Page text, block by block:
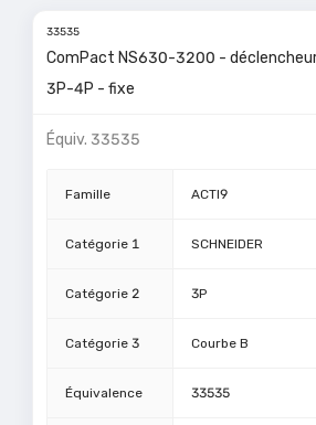
33535
ComPact NS630-3200 -
3P-4P - fixe
Équiv. 33535
Famille ACTI9
Catégorie 1 SCHNEIDER
Catégorie 2 3P
Catégorie 3 Courbe B
Équivalence 33535